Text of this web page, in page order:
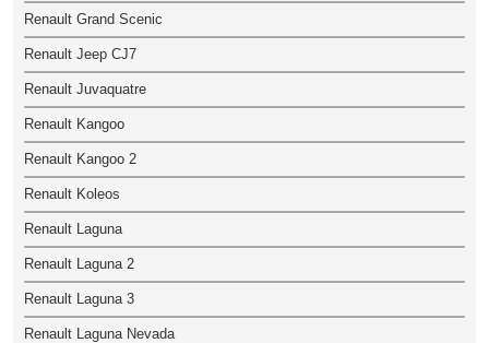
Renault Grand Scenic
Renault Jeep CJ7
Renault Juvaquatre
Renault Kangoo
Renault Kangoo 2
Renault Koleos
Renault Laguna
Renault Laguna 2
Renault Laguna 3
Renault Laguna Nevada